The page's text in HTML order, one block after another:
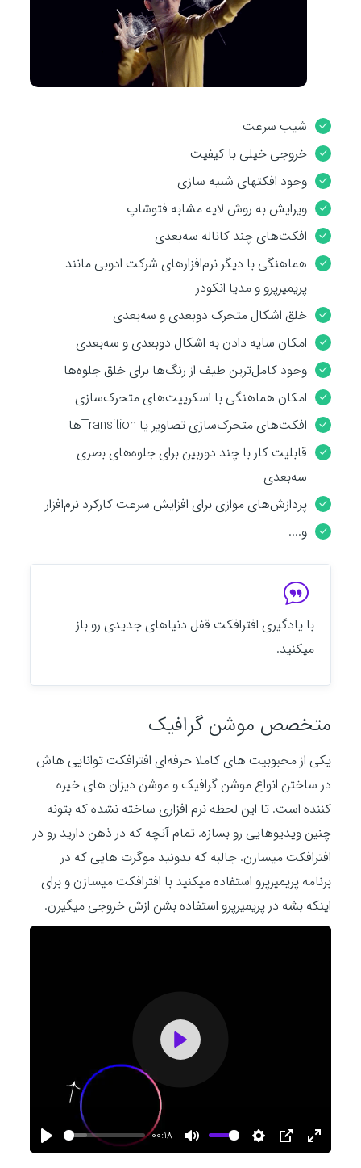
شیب سرعت
خروجی خیلی با کیفیت
وجود افکتهای شبیه سازی
ویرایش به روش لایه مشابه فتوشاپ
افکت‌های چند کاناله سه‌بعدی
هماهنگی با دیگر نرم‌افزارهای شرکت ادوبی مانند
پریمیرپرو و مدیا انکودر
خلق اشکال متحرک دوبعدی و سه‌بعدی
امکان سایه دادن به اشکال دوبعدی و سه‌بعدی
وجود کامل‌ترین طیف از رنگ‌ها برای خلق جلوه‌ها
امکان هماهنگی با اسکریپت‌های متحرک‌سازی
افکت‌های متحرک‌سازی تصاویر یا Transitionها
قابلیت کار با چند دوربین برای جلوه‌های بصری
سه‌بعدی
پردازش‌های موازی برای افزایش سرعت کارکرد نرم‌افزار
و....
با یادگیری افترافکت قفل دنیاهای جدیدی رو باز
میکنید.
متخصص موشن گرافیک
یکی از محبوبیت های کاملا حرفه‌ای افترافکت توانایی هاش
در ساختن انواع موشن گرافیک و موشن دیزان های خیره
کننده است. تا این لحظه نرم افزاری ساخته نشده که بتونه
چنین ویدیوهایی رو بسازه. تمام آنچه که در ذهن دارید رو در
افترافکت میسازن. جالبه که بدونید موگرت هایی که در
برنامه پریمیرپرو استفاده میکنید با افترافکت میسازن و برای
اینکه بشه در پریمیرپرو استفاده بشن ازش خروجی میگیرن.
P
00:18
M
S
P
E
P
a